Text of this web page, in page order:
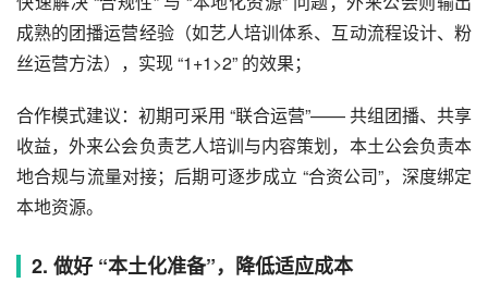
成熟的团播运营经验（如艺人培训体系、互动流程设计、粉
丝运营方法），实现 “1+1>2” 的效果；
合作模式建议：初期可采用 “联合运营”—— 共组团播、共享
收益，外来公会负责艺人培训与内容策划，本土公会负责本
地合规与流量对接；后期可逐步成立 “合资公司”，深度绑定
本地资源。
2. 做好 “本土化准备”，降低适应成本